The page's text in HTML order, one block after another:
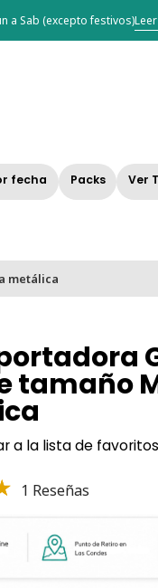
fecha Packs Ver
a Sab (excepto festivos)
metálica
tamaño
a la lista de favoritos
1 Reseñas